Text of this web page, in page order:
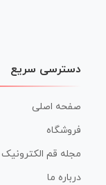
دسترسی سریع
صفحه اصلی
فروشگاه
مجله قم الکترونیک
درباره ما